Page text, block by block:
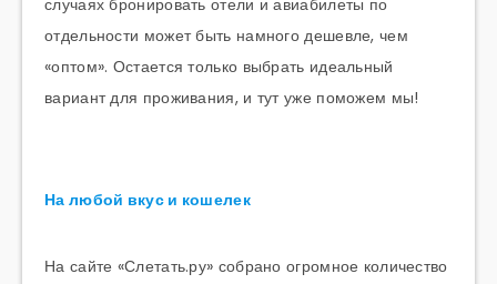
случаях бронировать отели и авиабилеты по
отдельности может быть намного дешевле, чем
«оптом». Остается только выбрать идеальный
вариант для проживания, и тут уже поможем мы!
На любой вкус и кошелек
На сайте «Слетать.ру» собрано огромное количество